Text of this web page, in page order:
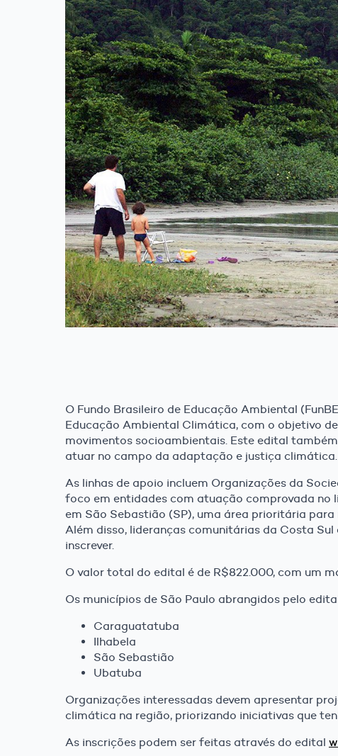
O Fundo Brasileiro de Educação Ambiental
Educação Ambiental Climática, com o objetivo
movimentos socioambientais. Este edital
atuar no campo da adaptação e justiça climática.
As linhas de apoio incluem Organizações da
foco em entidades com atuação comprovada no
em São Sebastião (SP), uma área prioritária
Além disso, lideranças comunitárias da Costa
inscrever.
O valor total do edital é de R$822.000, com um
Os municípios de São Paulo abrangidos pelo
Caraguatatuba
Ilhabela
São Sebastião
Ubatuba
Organizações interessadas devem apresentar
climática na região, priorizando iniciativas que
As inscrições podem ser feitas através do edital